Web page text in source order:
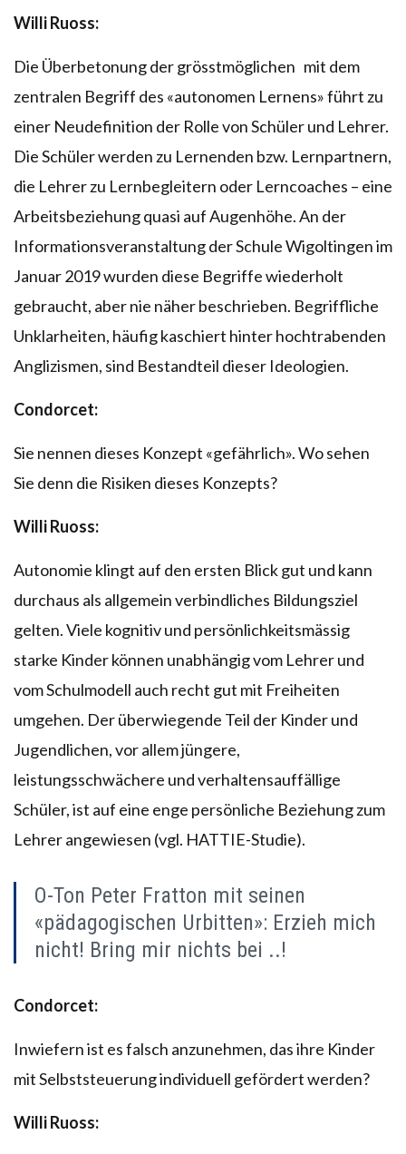
Willi Ruoss:
Die Überbetonung der grösstmöglichen mit dem
zentralen Begriff des «autonomen Lernens» führt zu
einer Neudefinition der Rolle von Schüler und Lehrer.
Die Schüler werden zu Lernenden bzw. Lernpartnern,
die Lehrer zu Lernbegleitern oder Lerncoaches – eine
Arbeitsbeziehung quasi auf Augenhöhe. An der
Informationsveranstaltung der Schule Wigoltingen im
Januar 2019 wurden diese Begriffe wiederholt
gebraucht, aber nie näher beschrieben. Begriffliche
Unklarheiten, häufig kaschiert hinter hochtrabenden
Anglizismen, sind Bestandteil dieser Ideologien.
Condorcet:
Sie nennen dieses Konzept «gefährlich». Wo sehen
Sie denn die Risiken dieses Konzepts?
Willi Ruoss:
Autonomie klingt auf den ersten Blick gut und kann
durchaus als allgemein verbindliches Bildungsziel
gelten. Viele kognitiv und persönlichkeitsmässig
starke Kinder können unabhängig vom Lehrer und
vom Schulmodell auch recht gut mit Freiheiten
umgehen. Der überwiegende Teil der Kinder und
Jugendlichen, vor allem jüngere,
leistungsschwächere und verhaltensauffällige
Schüler, ist auf eine enge persönliche Beziehung zum
Lehrer angewiesen (vgl. HATTIE-Studie).
O-Ton Peter Fratton mit seinen
«pädagogischen Urbitten»: Erzieh mich
nicht! Bring mir nichts bei ..!
Condorcet:
Inwiefern ist es falsch anzunehmen, das ihre Kinder
mit Selbststeuerung individuell gefördert werden?
Willi Ruoss: